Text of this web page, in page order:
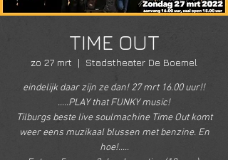
TIME OUT
zo 27 mrt
  |
Stadstheater De Boemel
eindelijk daar zijn ze dan! 27 mrt 16.00 uur!!
.....PLAY that FUNKY music!
Tilburgs beste live soulmachine Time Out komt
weer eens muzikaal blussen met benzine. En
hoe!.....